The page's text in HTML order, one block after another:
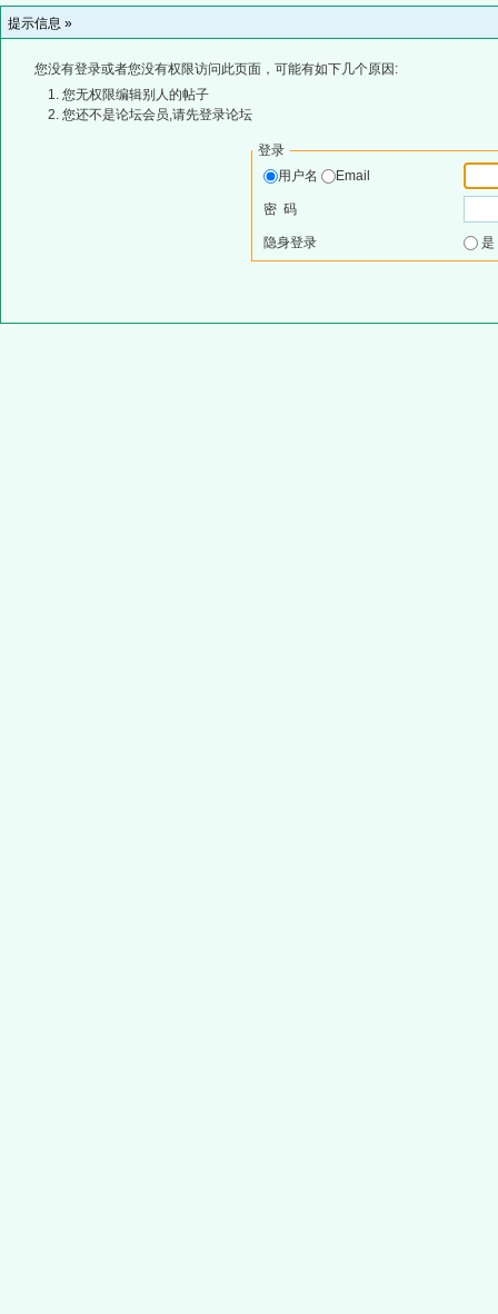
提示信息 »
您没有登录或者您没有权限访问此页面，可能有如下几个原因:
您无权限编辑别人的帖子
您还不是论坛会员,请先登录论坛
登录
用户名
Email
密 码
隐身登录